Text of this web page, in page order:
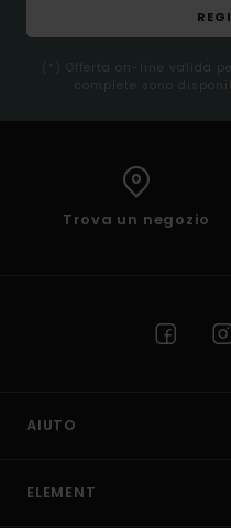
(*) Offerta on-line valida
complete sono
Trova un negozio
AIUTO
ELEMENT